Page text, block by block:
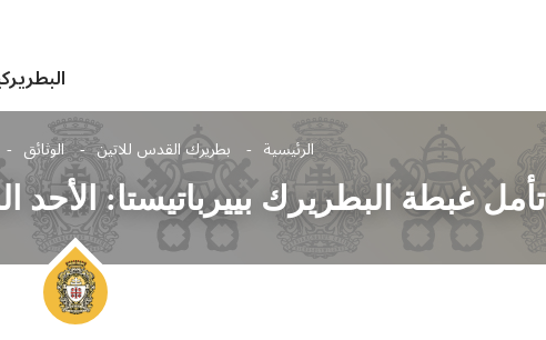
الرئيسية بطريرك القدس للاتين الوثائق
تأمل غبطة البطريرك بييرباتيستا: الأحد